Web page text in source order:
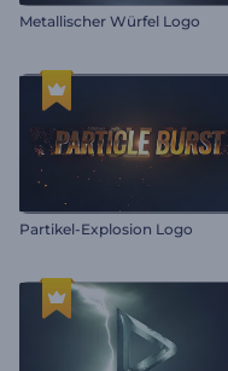
Metallischer Würfel Logo
Partikel-Explosion Logo